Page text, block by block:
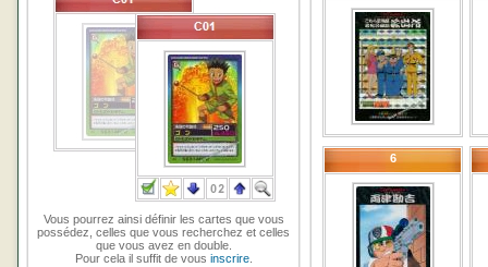
Vous pourrez ainsi définir les cartes que vous
possédez, celles que vous recherchez et celles
que vous avez en double.
Pour cela il suffit de vous inscrire.
6